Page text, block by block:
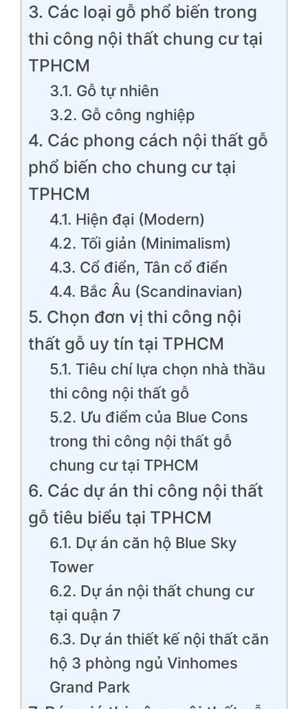
3. Các loại gỗ phổ biến trong
thi công nội thất chung cư tại
TPHCM
3.1. Gỗ tự nhiên
3.2. Gỗ công nghiệp
4. Các phong cách nội thất gỗ
phổ biến cho chung cư tại
TPHCM
4.1. Hiện đại (Modern)
4.2. Tối giản (Minimalism)
4.3. Cổ điển, Tân cổ điển
4.4. Bắc Âu (Scandinavian)
5. Chọn đơn vị thi công nội
thất gỗ uy tín tại TPHCM
5.1. Tiêu chí lựa chọn nhà thầu
thi công nội thất gỗ
5.2. Ưu điểm của Blue Cons
trong thi công nội thất gỗ
chung cư tại TPHCM
6. Các dự án thi công nội thất
gỗ tiêu biểu tại TPHCM
6.1. Dự án căn hộ Blue Sky
Tower
6.2. Dự án nội thất chung cư
tại quận 7
6.3. Dự án thiết kế nội thất căn
hộ 3 phòng ngủ Vinhomes
Grand Park